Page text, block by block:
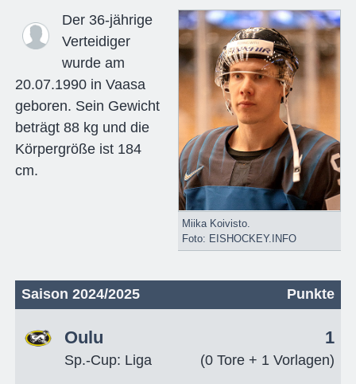
Miika Koivisto.
Foto: EISHOCKEY.INFO
Der 36-jährige
Verteidiger
wurde am
20.07.1990 in Vaasa
geboren. Sein Gewicht
beträgt 88 kg und die
Körpergröße ist 184
cm.
Saison 2024/2025 Punkte
Oulu
Sp.-Cup: Liga
1
(0 Tore + 1 Vorlagen)